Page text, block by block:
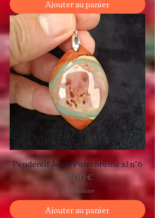
Ajouter au panier
Pendentif Jaspe Polychrome xl n°6
Prix
39,00 €
TVA Incluse
Ajouter au panier